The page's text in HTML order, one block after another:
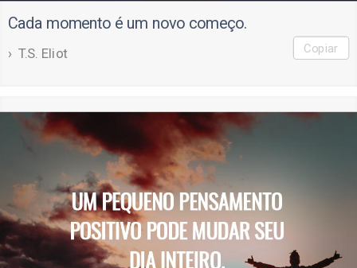
Cada momento é um novo começo.
T.S. Eliot Copiar